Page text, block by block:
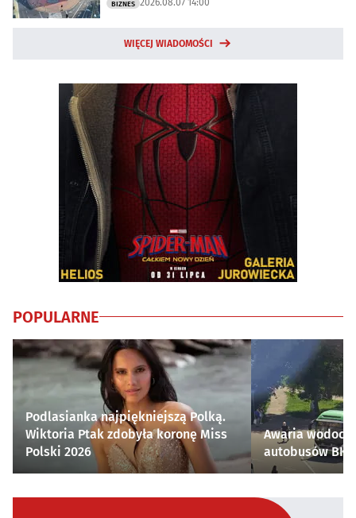
BIZNES 2026.08.07 14:00
WIĘCEJ WIADOMOŚCI
POPULARNE
Podlasianka najpiękniejszą Polką.
Wiktoria Ptak zdobyła koronę Miss
Polski 2026
Awaria
autobusów